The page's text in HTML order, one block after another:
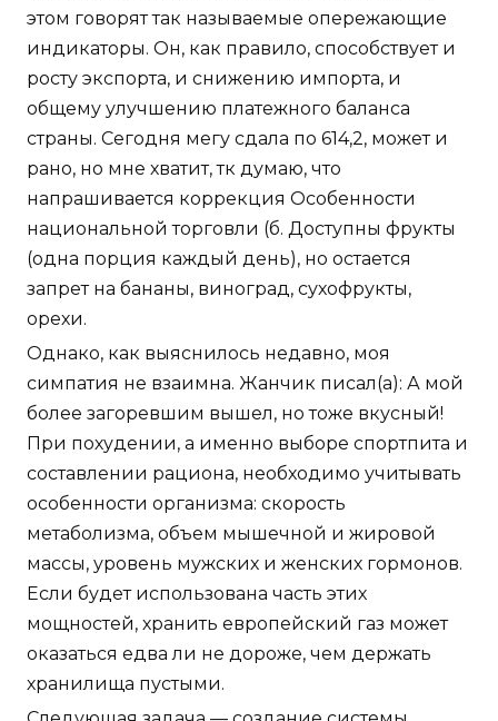
этом говорят так называемые опережающие
индикаторы. Он, как правило, способствует и
росту экспорта, и снижению импорта, и
общему улучшению платежного баланса
страны. Сегодня мегу сдала по 614,2, может и
рано, но мне хватит, тк думаю, что
напрашивается коррекция Особенности
национальной торговли (б. Доступны фрукты
(одна порция каждый день), но остается
запрет на бананы, виноград, сухофрукты,
орехи.
Однако, как выяснилось недавно, моя
симпатия не взаимна. Жанчик писал(а): А мой
более загоревшим вышел, но тоже вкусный!
При похудении, а именно выборе спортпита и
составлении рациона, необходимо учитывать
особенности организма: скорость
метаболизма, объем мышечной и жировой
массы, уровень мужских и женских гормонов.
Если будет использована часть этих
мощностей, хранить европейский газ может
оказаться едва ли не дороже, чем держать
хранилища пустыми.